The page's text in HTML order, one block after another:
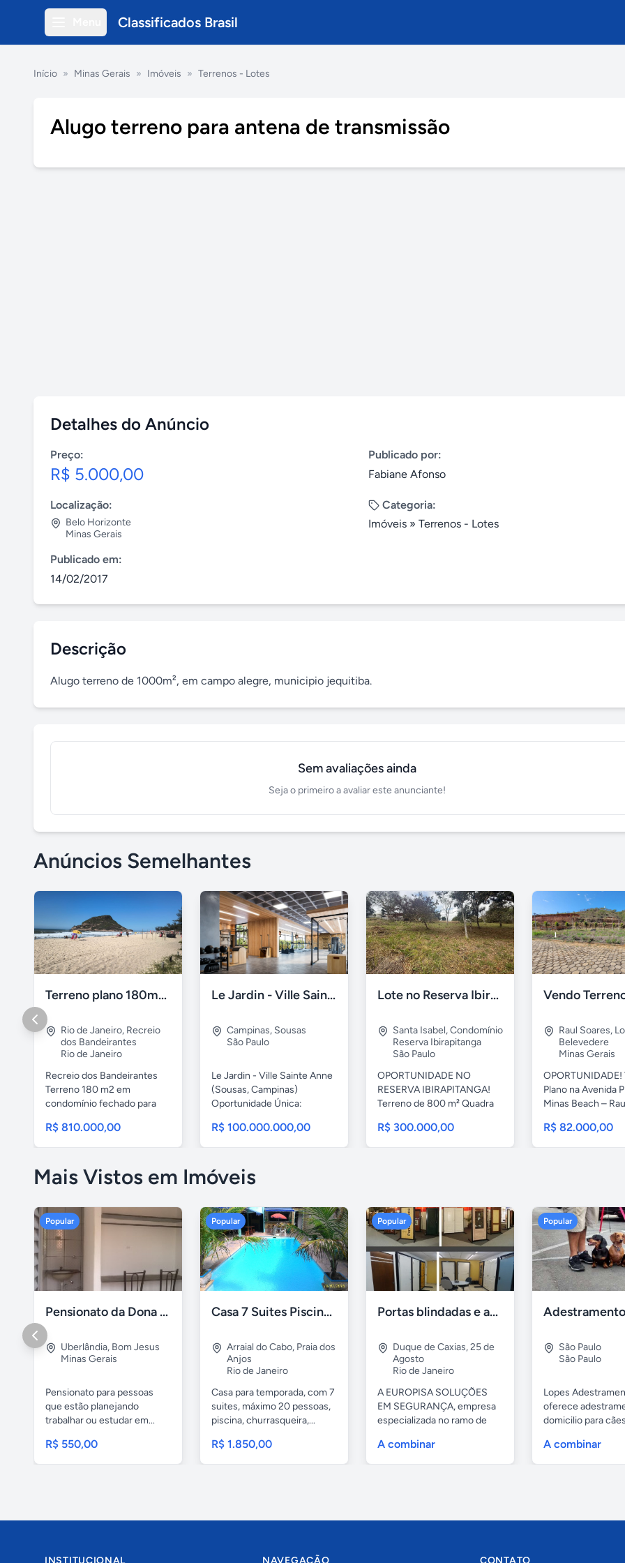
Classificados Brasil
Início » Minas Gerais » Imóveis » Terrenos - Lotes
Alugo terreno para antena de transmissão
Detalhes do Anúncio
Preço:
R$ 5.000,00
Publicado por:
Fabiane Afonso
Localização:
Belo Horizonte
Minas Gerais
Categoria:
Imóveis » Terrenos - Lotes
Publicado em:
14/02/2017
Descrição
Alugo terreno de 1000m², em campo alegre, municipio jequitiba.
Sem avaliações ainda
Seja o primeiro a avaliar este anunciante!
Anúncios Semelhantes
Terreno plano 180m2 Recreio dos Bandeirantes
Rio de Janeiro, Recreio
dos Bandeirantes
Rio de Janeiro
Recreio dos Bandeirantes
Terreno 180 m2 em
condomínio fechado para
R$ 810.000,00
Le Jardin - Ville Sainte Anne - Sousas, Campinas
Campinas, Sousas
São Paulo
Le Jardin - Ville Sainte Anne
(Sousas, Campinas)
Oportunidade Única:
R$ 100.000.000,00
Lote no Reserva Ibirapitanga de 800m²
Santa Isabel,Condomínio
Reserva Ibirapitanga
São Paulo
OPORTUNIDADE NO
RESERVA IBIRAPITANGA!
Terreno de 800 m² Quadra
R$ 300.000,00
Raul Soares,
Belevedere
Minas Gerais
Plano na Avenida
Minas Beach –
R$ 82.000,00
Mais Vistos em Imóveis
Popular
Pensionato da Dona Maria - Uberlândia/MG
Uberlândia, Bom Jesus
Minas Gerais
Pensionato para pessoas
que estão planejando
trabalhar ou estudar em...
R$ 550,00
Popular
Casa 7 Suites Piscina - Praia dos Anjos
Arraial do Cabo, Praia dos
Anjos
Rio de Janeiro
Casa para temporada, com 7
suites, máximo 20 pessoas,
piscina, churrasqueira,...
R$ 1.850,00
Popular
Portas blindadas e anti-arrombamento Europisa
Duque de Caxias,25 de
Agosto
Rio de Janeiro
A EUROPISA SOLUÇÕES
EM SEGURANÇA, empresa
especializada no ramo de
A combinar
Popular
São Paulo
São Paulo
Lopes
oferece
domicilio para
A combinar
INSTITUCIONAL NAVEGAÇÃO CONTATO